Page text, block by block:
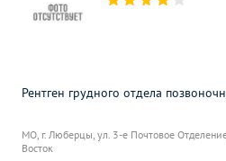
МО, г. Люберцы, ул. 3-е Почтовое
Восток
Рентген грудного отдела